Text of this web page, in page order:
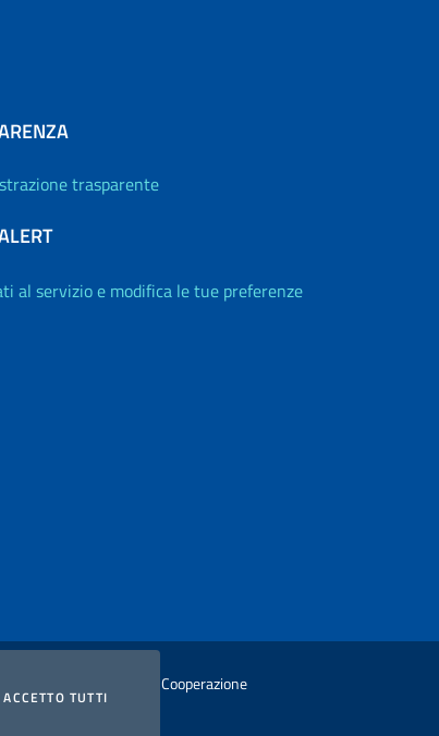
ACCETTO TUTTII COOKIES
trasparente
al servizio e modifica le tue preferenze
Affari Esteri e della Cooperazione